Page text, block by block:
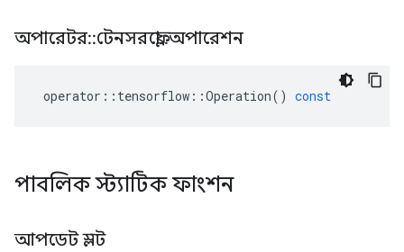
অপারেটর::টেনসরফ্লো::অপারেশন
operator :: tensorflow ::Operation() const
পাবলিক স্ট্যাটিক ফাংশন
আপডেট স্লট